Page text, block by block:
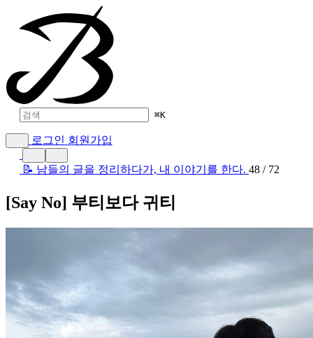
⌘K
로그인 회원가입
📝 남들의 글을 정리하다가, 내 이야기를 한다. 48 / 72
[Say No] 부티보다 귀티